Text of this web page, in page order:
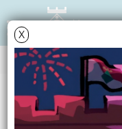
X
AGENDA
Divendres13